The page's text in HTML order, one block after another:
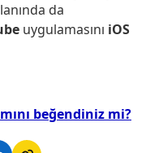
da
uygulamasını iOS
beğendiniz mi?